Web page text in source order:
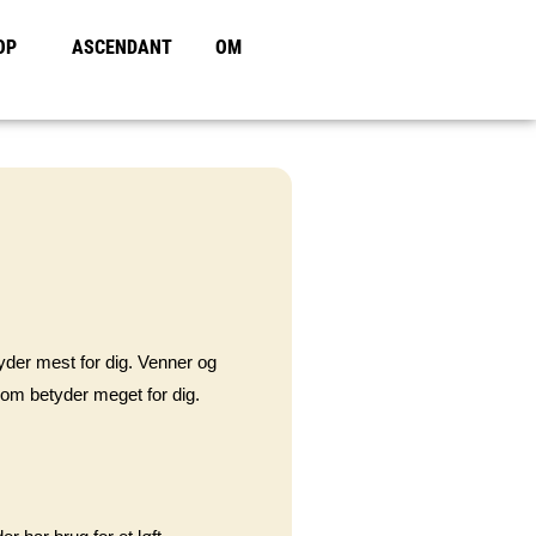
ASCENDANT OM
mest for dig. Venner og
betyder meget for dig.